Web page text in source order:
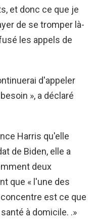
et donc ce que je
de se tromper là-
les appels de
d'appeler
», a déclaré
Harris qu'elle
de Biden, elle a
deux
que « l'une des
est ce que
à domicile. .»